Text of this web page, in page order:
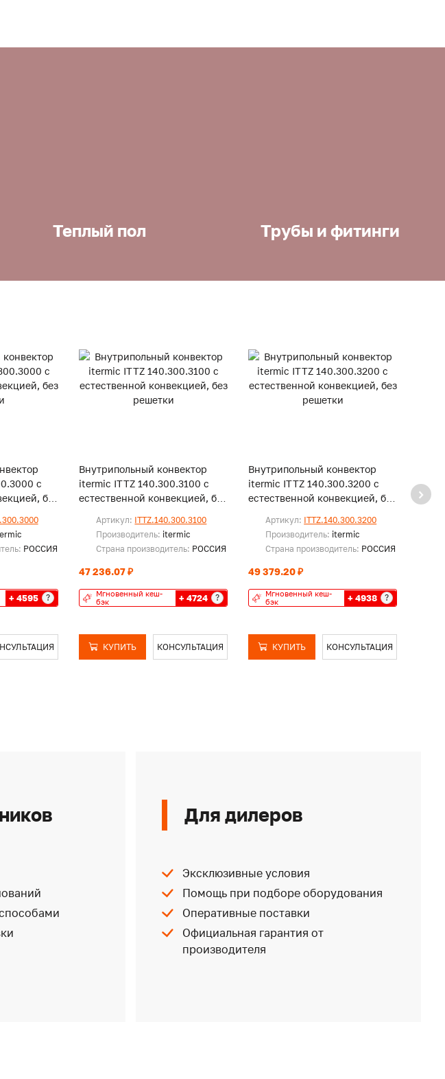
Теплый пол Трубы и фитинги
с
без
РОССИЯ
+ 4595 ?
Внутрипольный конвектор
itermic ITTZ 140.300.3100 с
естественной конвекцией, без
Артикул: ITTZ.140.300.3100
Производитель: itermic
Страна производитель: РОССИЯ
47 236.07 ₽
Мгновенный кеш-
бэк
+ 4724 ?
КУПИТЬ КОНСУЛЬТАЦИЯ
Внутрипольный конвектор
itermic ITTZ 140.300.3200 с
естественной конвекцией, без
Артикул: ITTZ.140.300.3200
Производитель: itermic
Страна производитель: РОССИЯ
49 379.20 ₽
Мгновенный кеш-
бэк
+ 4938 ?
КУПИТЬ КОНСУЛЬТАЦИЯ
Для дилеров
Эксклюзивные условия
Помощь при подборе оборудования
Оперативные поставки
Официальная гарантия от
производителя